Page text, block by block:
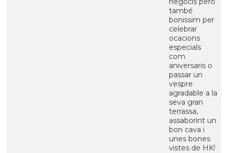
també
bonissim per
celebrar
ocacions
especials
com
aniversaris o
passar un
vespre
agradable a la
seva gran
terrassa,
assaborint un
bon cava i
unes bones
vistes de HK!